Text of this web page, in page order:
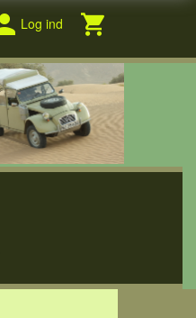
Log ind